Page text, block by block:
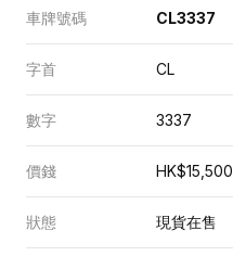
車牌號碼 CL3337
字首 CL
數字 3337
價錢 HK$15,500
狀態 現貨在售